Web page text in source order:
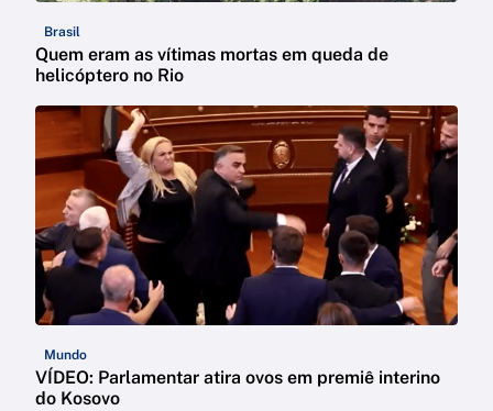
Brasil
Quem eram as vítimas mortas em queda de
helicóptero no Rio
Mundo
VÍDEO: Parlamentar atira ovos em premiê interino
do Kosovo